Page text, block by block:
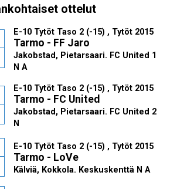
ottelut
E-10 Tytöt Taso 2 (-15) , Tytöt 2015
Tarmo - FF Jaro
Jakobstad, Pietarsaari. FC United 1
N A
E-10 Tytöt Taso 2 (-15) , Tytöt 2015
Tarmo - FC United
Jakobstad, Pietarsaari. FC United 2
N
E-10 Tytöt Taso 2 (-15) , Tytöt 2015
Tarmo - LoVe
Kälviä, Kokkola. Keskuskenttä N A